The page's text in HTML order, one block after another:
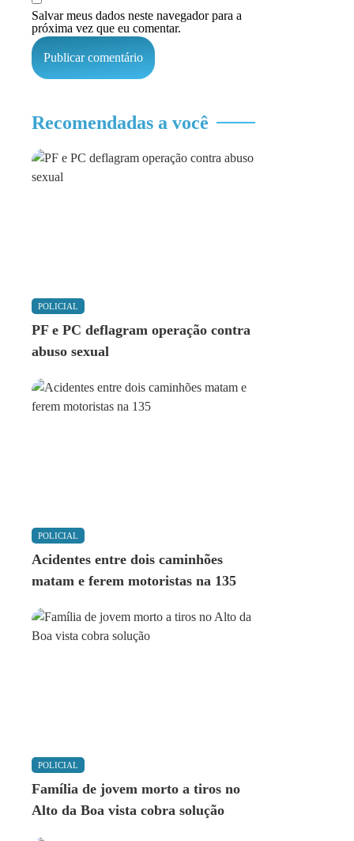
Salvar meus dados neste navegador para a
próxima vez que eu comentar.
Recomendadas a você
POLICIAL
PF e PC deflagram operação contra
abuso sexual
POLICIAL
Acidentes entre dois caminhões
matam e ferem motoristas na 135
POLICIAL
Família de jovem morto a tiros no
Alto da Boa vista cobra solução